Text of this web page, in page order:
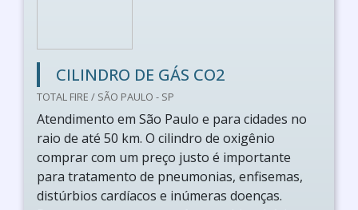
CILINDRO DE GÁS CO2
TOTAL FIRE / SÃO PAULO - SP
Atendimento em São Paulo e para cidades no
raio de até 50 km. O cilindro de oxigênio
comprar com um preço justo é importante
para tratamento de pneumonias, enfisemas,
distúrbios cardíacos e inúmeras doenças.